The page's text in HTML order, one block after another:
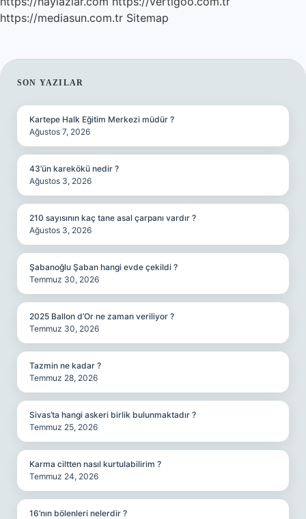
https://mediasun.com.tr Sitemap
SIDEBAR
SON YAZILAR
Kartepe Halk Eğitim Merkezi müdür ?
Ağustos 7, 2026
43’ün karekökü nedir ?
Ağustos 3, 2026
210 sayısının kaç tane asal çarpanı vardır ?
Ağustos 3, 2026
Şabanoğlu Şaban hangi evde çekildi ?
Temmuz 30, 2026
2025 Ballon d’Or ne zaman veriliyor ?
Temmuz 30, 2026
Tazmin ne kadar ?
Temmuz 28, 2026
Sivas’ta hangi askeri birlik bulunmaktadır ?
Temmuz 25, 2026
Karma ciltten nasıl kurtulabilirim ?
Temmuz 24, 2026
16’nın bölenleri nelerdir ?